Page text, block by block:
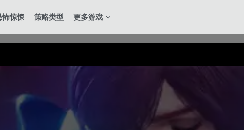
怖惊悚 策略类型 更多游戏